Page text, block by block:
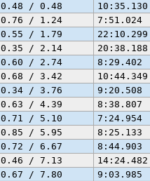
0.48 / 0.48
10:35.130
0.76 / 1.24
7:51.024
0.55 / 1.79
22:10.299
0.35 / 2.14
20:38.188
0.60 / 2.74
8:29.402
0.68 / 3.42
10:44.349
0.34 / 3.76
9:20.508
0.63 / 4.39
8:38.807
0.71 / 5.10
7:24.954
0.85 / 5.95
8:25.133
0.72 / 6.67
8:44.903
0.46 / 7.13
14:24.482
0.67 / 7.80
9:03.985